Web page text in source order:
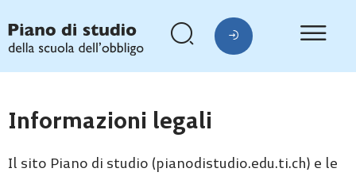
Informazioni legali
Il sito Piano di studio (pianodistudio.edu.ti.ch) e le